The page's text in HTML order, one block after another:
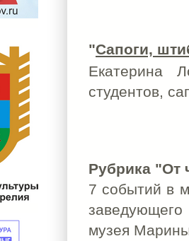
"Сапоги,
Екатерина
студентов,
Рубрика "От
7 событий в
музея